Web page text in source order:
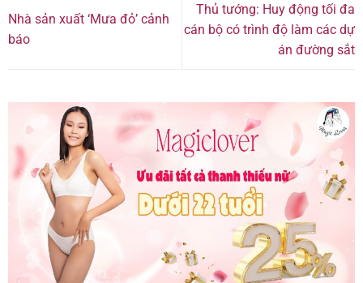
Nhà sản xuất ‘Mưa đỏ’ cảnh
báo
Thủ tướng: Huy động tối đa
cán bộ có trình độ làm các dự
án đường sắt